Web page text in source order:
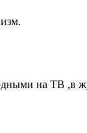
на ТВ ,в